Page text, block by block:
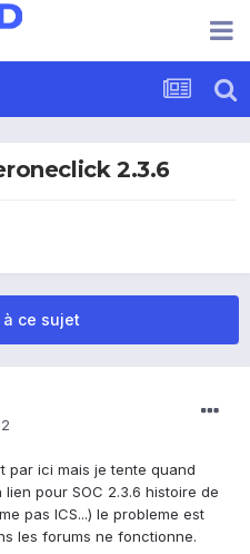
2.3.6
à ce sujet
par ici mais je tente quand
pour SOC 2.3.6 histoire de
pas ICS...) le probleme est
les forums ne fonctionne.